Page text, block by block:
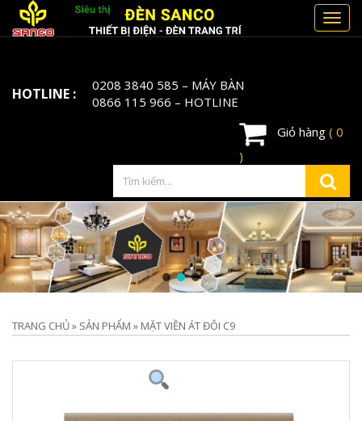
HOTLINE : 0208 3840 585 – MÁY BÀN
0866 115 966 – HOTLINE
Giỏ hàng ( 0
)
TRANG CHỦ» SẢN PHẨM » MẶT VIỀN ÁT ĐÔI C9